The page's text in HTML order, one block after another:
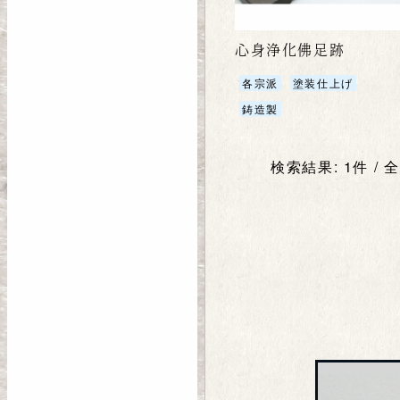
心身浄化佛足跡
各宗派
塗装仕上げ
鋳造製
検索結果: 1件 /